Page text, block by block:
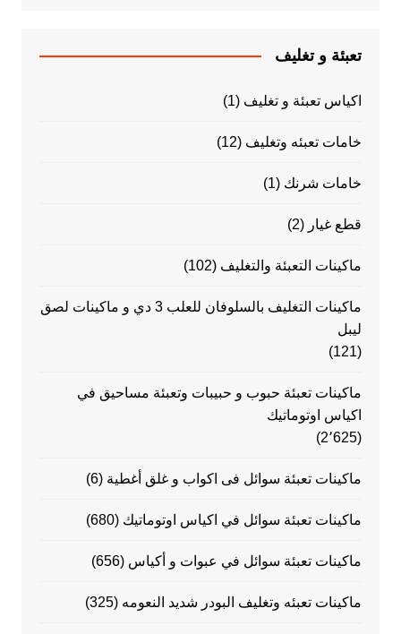
تعبئة و تغليف
اكياس تعبئة و تغليف (1)
خامات تعبئه وتغليف (12)
خامات شرنك (1)
قطع غيار (2)
ماكينات التعبئة والتغليف (102)
ماكينات التغليف بالسلوفان للعلب 3 دي و ماكينات لصق
ليبل
(121)
ماكينات تعبئة حبوب و حبيبات وتعبئة مساحيق في
اكياس اوتوماتيك
(2٬625)
ماكينات تعبئة سوائل فى اكواب و غلق أغطية (6)
ماكينات تعبئة سوائل في اكياس اوتوماتيك (680)
ماكينات تعبئة سوائل في عبوات و أكياس (656)
ماكينات تعبئه وتغليف البودر شديد النعومه (325)